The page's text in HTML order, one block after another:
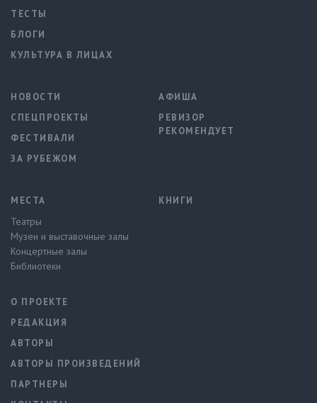
ТЕСТЫ
БЛОГИ
КУЛЬТУРА В ЛИЦАХ
НОВОСТИ
СПЕЦПРОЕКТЫ
ФЕСТИВАЛИ
ЗА РУБЕЖОМ
АФИША
РЕВИЗОР
РЕКОМЕНДУЕТ
МЕСТА
Театры
Музеи и выставочные залы
Концертные залы
Библиотеки
КНИГИ
О ПРОЕКТЕ
РЕДАКЦИЯ
АВТОРЫ
АВТОРЫ ПРОИЗВЕДЕНИЙ
ПАРТНЕРЫ